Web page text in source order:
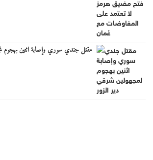
مقتل جندي سوري وإصابة اثنين بهجوم